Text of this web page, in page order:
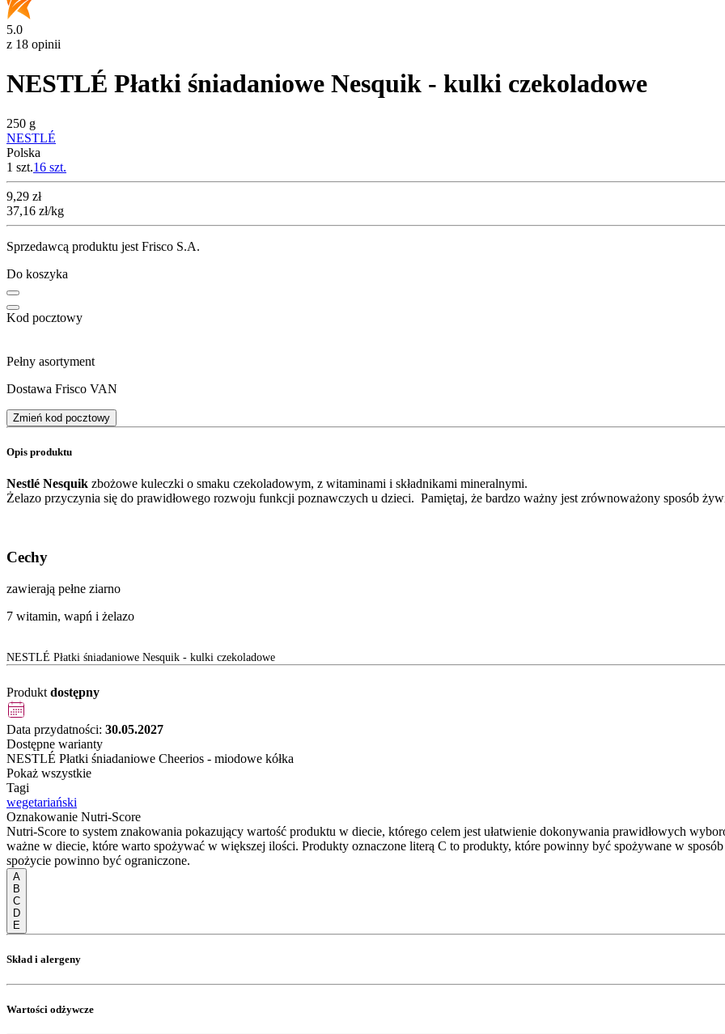
5.0
z 18 opinii
NESTLÉ Płatki śniadaniowe Nesquik - kulki czekoladowe
250 g
NESTLÉ
Polska
1 szt.16 szt.
Cena
9,29 zł
37,16 zł/kg
Sprzedawcą produktu jest Frisco S.A.
Do koszyka
Kod pocztowy
Pełny asortyment
Dostawa Frisco VAN
Zmień kod pocztowy
Opis produktu
Nestlé Nesquik zbożowe kuleczki o smaku czekoladowym, z witaminami i składnikami mineralnymi.
Żelazo przyczynia się do prawidłowego rozwoju funkcji poznawczych u dzieci. Pamiętaj, że bardzo ważny jest zrównoważony sposób
Cechy
zawierają pełne ziarno
7 witamin, wapń i żelazo
NESTLÉ Płatki śniadaniowe Nesquik - kulki czekoladowe
Produkt dostępny
Data przydatności: 30.05.2027
Dostępne warianty
NESTLÉ Płatki śniadaniowe Cheerios - miodowe kółka
Pokaż wszystkie
Tagi
wegetariański
Oznakowanie Nutri-Score
Nutri-Score to system znakowania pokazujący wartość produktu w diecie, którego celem jest ułatwienie dokonywania prawidłowych
ważne w diecie, które warto spożywać w większej ilości. Produkty oznaczone literą C to produkty, które powinny być spożywane w
spożycie powinno być ograniczone.
A
B
C
D
E
Skład i alergeny
Wartości odżywcze